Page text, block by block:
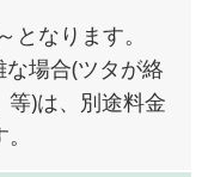
となります。
場合(ツタが絡
等)は、別途料金